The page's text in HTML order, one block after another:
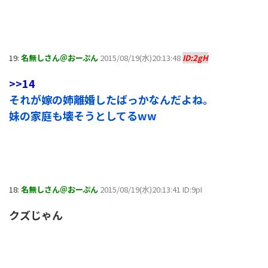
19: 名無しさん＠おーぷん 2015/08/19(水)20:13:48 ID:2gH
>>14
それが嫁の姉離婚したばっかなんだよね。
妹の家庭も壊そうとしてるww
18: 名無しさん＠おーぷん 2015/08/19(水)20:13:41 ID:9pI
クズじゃん